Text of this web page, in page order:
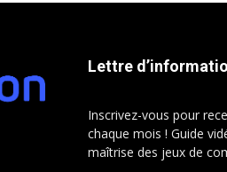
Lettre
Inscrivez-vous pour
chaque mois ! Guide
maîtrise des jeux de